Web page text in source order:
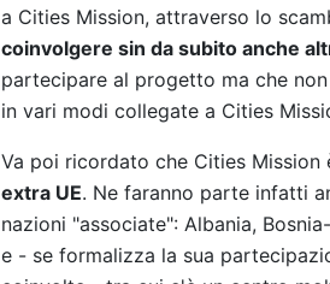
a Cities Mission, attraverso lo
coinvolgere sin da subito anche
partecipare al progetto ma che
in vari modi collegate a Cities
Va poi ricordato che Cities
extra UE. Ne faranno parte infatti
nazioni "associate": Albania,
e - se formalizza la sua